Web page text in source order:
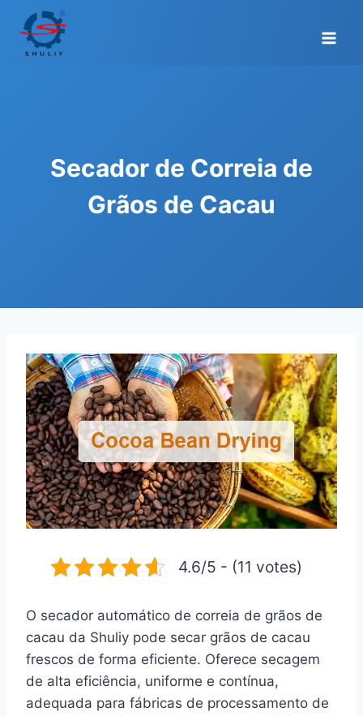
content
Secador de Correia de
Grãos de Cacau
4.6/5 - (11 votes)
O secador automático de correia de grãos de
cacau da Shuliy pode secar grãos de cacau
frescos de forma eficiente. Oferece secagem
de alta eficiência, uniforme e contínua,
adequada para fábricas de processamento de